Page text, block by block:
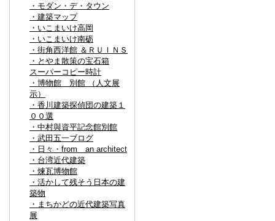
・モダン・デ・タウン
・建築マップ
・いこまいけ高岡
・いこまいけ南砺
・街角西洋館 ＆ＲＵＩＮＳ
・とやま散策の宝石箱
スーパーコピー時計
・博物館 別館 （人文展
示）
・香川建築探偵団の建築１
００選
・中村與資平記念館別館
・武田五一ブログ
・日々・from an architect
・台湾近代建築
・煉瓦博物館
・活かして残そう日本の建
築物
・まちかどの近代建築写真
展